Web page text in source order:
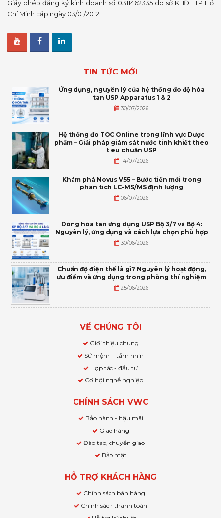
Giấy phép đăng ký kinh doanh số 0311462335 do sở KHĐT TP Hồ
Chí Minh cấp ngày 03/01/2012
TIN TỨC MỚI
Ứng dụng, nguyên lý của hệ thống đo độ hòa
tan USP Apparatus 1 & 2
30/07/2026
Hệ thống đo TOC Online trong lĩnh vực Dược
phẩm – Giải pháp giám sát nước tinh khiết theo
tiêu chuẩn USP
14/07/2026
Khám phá Novus V55 – Bước tiến mới trong
phân tích LC-MS/MS định lượng
06/07/2026
Dòng hòa tan ứng dụng USP Bộ 3/7 và Bộ 4:
Nguyên lý, ứng dụng và cách lựa chọn phù hợp
30/06/2026
Chuẩn độ điện thế là gì? Nguyên lý hoạt động,
ưu điểm và ứng dụng trong phòng thí nghiệm
25/06/2026
VỀ CHÚNG TÔI
Giới thiệu chung
Sứ mệnh - tầm nhìn
Hợp tác - đầu tư
Cơ hội nghề nghiệp
CHÍNH SÁCH VWC
Bảo hành - hậu mãi
Giao hàng
Đào tạo, chuyển giao
Bảo mật
HỖ TRỢ KHÁCH HÀNG
Chính sách bán hàng
Chính sách thanh toán